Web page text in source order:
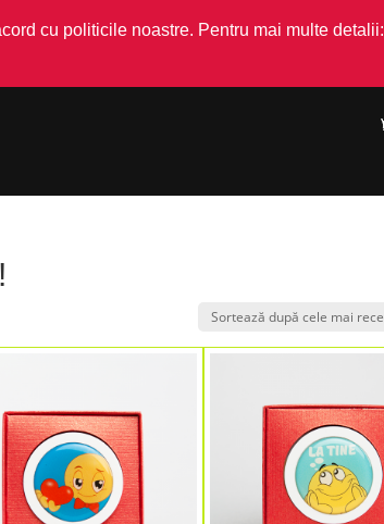
cu politicile noastre. Pentru mai multe detalii: